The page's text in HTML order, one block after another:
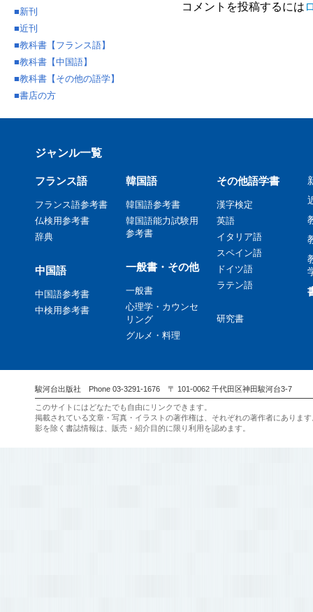
コメントを投稿するには
■新刊
■近刊
■教科書【フランス語】
■教科書【中国語】
■教科書【その他の語学】
■書店の方
ジャンル一覧
フランス語
フランス語参考書
仏検用参考書
辞典
中国語
中国語参考書
中検用参考書
韓国語
韓国語参考書
韓国語能力試験用
参考書
一般書・その他
一般書
心理学・カウンセ
リング
グルメ・料理
その他語学書
漢字検定
英語
イタリア語
スペイン語
ドイツ語
ラテン語
研究書
駿河台出版社 Phone 03-3291-1676 〒 101-0062 千代田区神田駿河台3-7
このサイトにはどなたでも自由にリンクできます。
掲載されている文章・写真・イラストの著作権は、それぞれの著作者にありま
影を除く書誌情報は、販売・紹介目的に限り利用を認めます。